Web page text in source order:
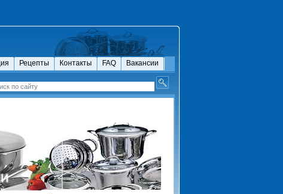
Рецепты Контакты FAQ Вакансии